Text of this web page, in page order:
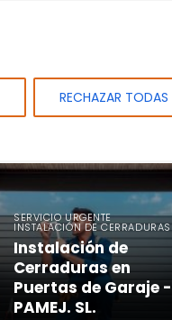
RECHAZAR TODAS
SERVICIO URGENTE
INSTALACIÓN DE CERRADURAS
Instalación de
Cerraduras en
Puertas de Garaje -
PAMEJ. SL.